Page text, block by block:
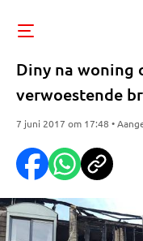
Diny na woning
verwoestende
7 juni 2017 om 17:48 •